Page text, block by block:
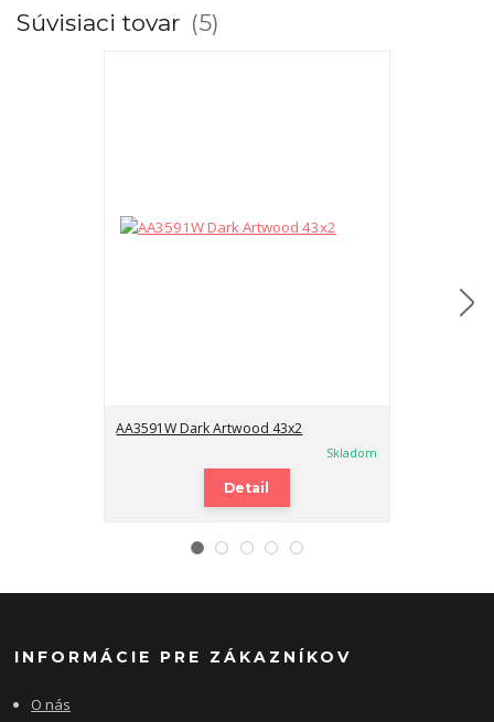
Súvisiaci tovar 5
AA3591W Dark Artwood 43x2
Skladom
Detail
INFORMÁCIE PRE ZÁKAZNÍKOV
O nás